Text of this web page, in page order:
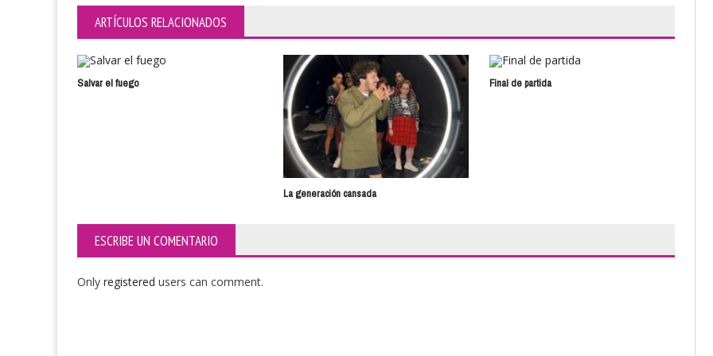
ARTÍCULOS RELACIONADOS
Salvar el fuego
La generación cansada
Final de partida
ESCRIBE UN COMENTARIO
Only registered users can comment.